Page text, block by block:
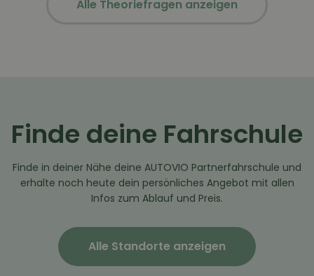
Alle Theoriefragen anzeigen
Finde deine Fahrschule
Finde in deiner Nähe deine AUTOVIO Partnerfahrschule und
erhalte noch heute dein persönliches Angebot mit allen
Infos zum Ablauf und Preis.
Alle Standorte anzeigen